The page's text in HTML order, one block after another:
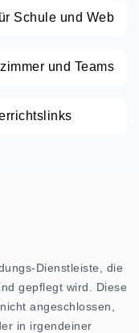
Schule und Web
und Teams
Dienstleiste, die
gepflegt wird. Diese
angeschlossen,
in irgendeiner